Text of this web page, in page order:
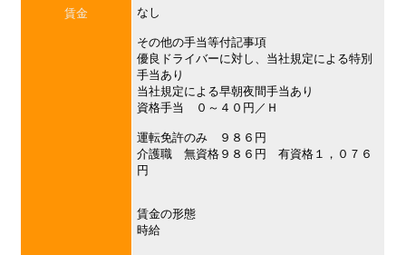
賃金 なし
その他の手当等付記事項
優良ドライバーに対し、当社規定による特別
手当あり
当社規定による早朝夜間手当あり
資格手当 ０～４０円／Ｈ
運転免許のみ ９８６円
介護職 無資格９８６円 有資格１，０７６
円
賃金の形態
時給